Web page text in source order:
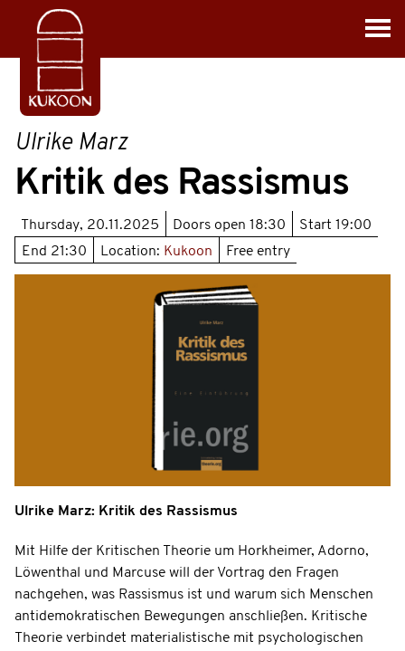
Ulrike Marz
Kritik des Rassismus
Thursday, 20.11.2025 Doors open 18:30 Start 19:00
End 21:30 Location: Kukoon Free entry
Ulrike Marz: Kritik des Rassismus
Mit Hilfe der Kritischen Theorie um Horkheimer, Adorno,
Löwenthal und Marcuse will der Vortrag den Fragen
nachgehen, was Rassismus ist und warum sich Menschen
antidemokratischen Bewegungen anschließen. Kritische
Theorie verbindet materialistische mit psychologischen